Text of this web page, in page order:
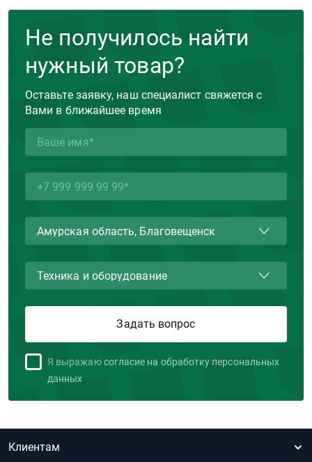
Не получилось найти
нужный товар?
Оставьте заявку, наш специалист свяжется с
Вами в ближайшее время
Я выражаю согласие на обработку персональных
данных
Клиентам